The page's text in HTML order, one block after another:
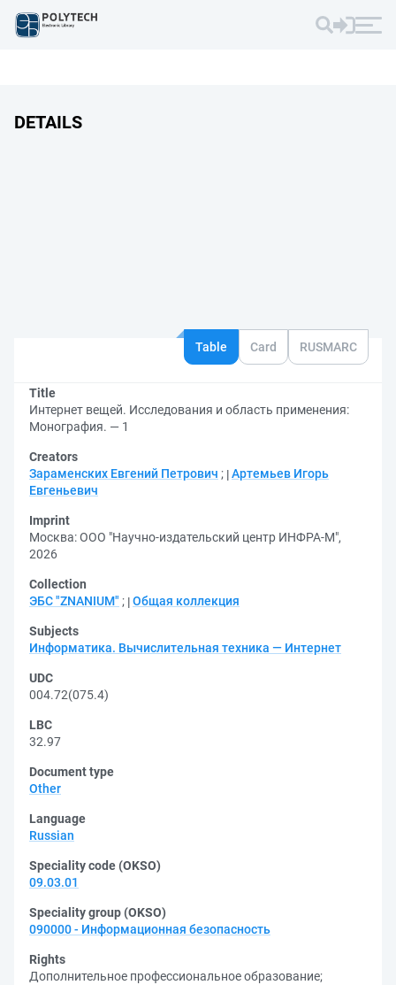
DETAILS
Table Card RUSMARC
Title
Интернет вещей. Исследования и область применения:
Монография. — 1
Creators
Зараменских Евгений Петрович ; Артемьев Игорь
Евгеньевич
Imprint
Москва: ООО "Научно-издательский центр ИНФРА-М",
2026
Collection
ЭБС "ZNANIUM" ; Общая коллекция
Subjects
Информатика. Вычислительная техника — Интернет
UDC
004.72(075.4)
LBC
32.97
Document type
Other
Language
Russian
Speciality code (OKSO)
09.03.01
Speciality group (OKSO)
090000 - Информационная безопасность
Rights
Дополнительное профессиональное образование;